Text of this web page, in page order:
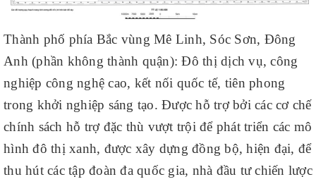
Thành phố phía Bắc vùng Mê Linh, Sóc Sơn, Đông
Anh (phần không thành quận): Đô thị dịch vụ, công
nghiệp công nghệ cao, kết nối quốc tế, tiên phong
trong khởi nghiệp sáng tạo. Được hỗ trợ bởi các cơ chế
chính sách hỗ trợ đặc thù vượt trội để phát triển các mô
hình đô thị xanh, được xây dựng đồng bộ, hiện đại, để
thu hút các tập đoàn đa quốc gia, nhà đầu tư chiến lược